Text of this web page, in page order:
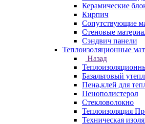
Керамические
Кирпич
Сопутствующие
Стеновые
Сэндвич панели
Теплоизоляционные
Назад
Базальтовый
Пена,клей для
Пенополистерол
Стекловолокно
Теплоизоляция
Техническая